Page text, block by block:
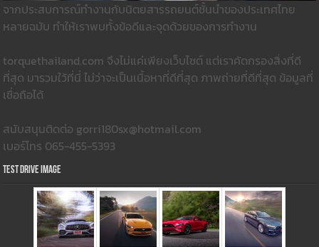
จากประสบการณ์ทำงานกับนิตยสารรถยนต์ชั้นนำของประเทศไทย
หลายฉบับ ทำให้เราพบทั้งข้อดีและจุดด้วยของการทำงาน
torquethailand.com จึงไม่แค่เพียงเว็บไซต์ แต่เราคัดกรองสิ่งที่ดี
ที่สุด มารวมใว้ที่นี่ ไม่ว่าจะเป็นเนื้อหาที่ดีที่สุด ภาพถ่ายที่ดีที่สุด ข้อมูลที่
เชื่อถือได้
สนับสนุนติดต่อ gorri180sx@hotmail.com
เบอร์โทร 065-455-5393
Test Drive Image